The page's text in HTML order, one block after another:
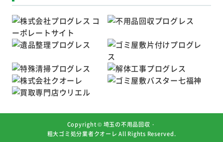
Copyright © 埼玉の不用品回収・
粗大ゴミ処分業者クオーレ All Rights Reserved.